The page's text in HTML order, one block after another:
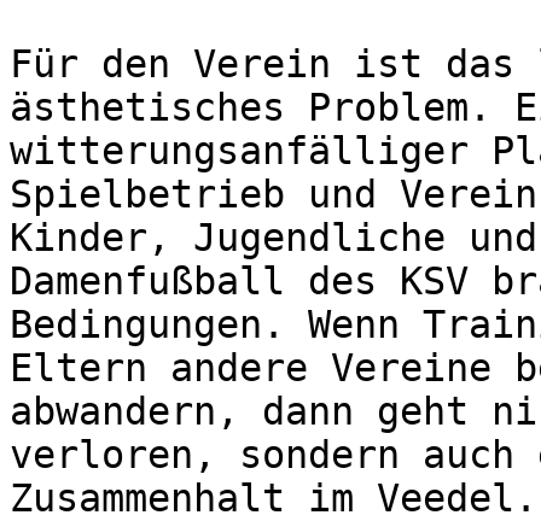
Für den Verein ist
ästhetisches Problem.
witterungsanfälliger
Spielbetrieb und
Kinder, Jugendliche
Damenfußball des KSV
Bedingungen. Wenn
Eltern andere Vereine
abwandern, dann
verloren, sondern
Zusammenhalt im Veedel.